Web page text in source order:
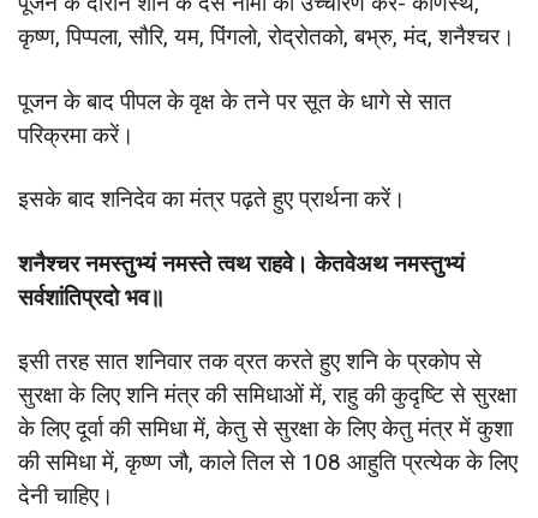
कृष्ण, पिप्पला, सौरि, यम, पिंगलो, रोद्रोतको, बभ्रु, मंद, शनैश्चर।
पूजन के बाद पीपल के वृक्ष के तने पर सूत के धागे से सात
परिक्रमा करें।
इसके बाद शनिदेव का मंत्र पढ़ते हुए प्रार्थना करें।
शनैश्चर नमस्तुभ्यं नमस्ते त्वथ राहवे। केतवेअथ नमस्तुभ्यं
सर्वशांतिप्रदो भव॥
इसी तरह सात शनिवार तक व्रत करते हुए शनि के प्रकोप से
सुरक्षा के लिए शनि मंत्र की समिधाओं में, राहु की कुदृष्टि से सुरक्षा
के लिए दूर्वा की समिधा में, केतु से सुरक्षा के लिए केतु मंत्र में कुशा
की समिधा में, कृष्ण जौ, काले तिल से 108 आहुति प्रत्येक के लिए
देनी चाहिए।